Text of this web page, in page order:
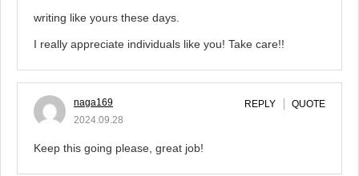
writing like yours these days.
I really appreciate individuals like you! Take care!!
naga169
2024.09.28
REPLY QUOTE
Keep this going please, great job!